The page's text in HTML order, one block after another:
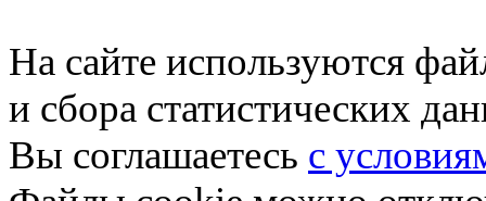
На сайте используются
и сбора статистических
Вы соглашаетесь с